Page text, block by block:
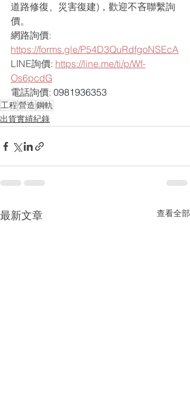
道路修復、災害復建)，歡迎不吝聯繫詢
價。
網路詢價:
https://forms.gle/P54D3QuRdfgoNSEcA
LINE詢價: https://line.me/ti/p/Wf-
Os6pcdG
電話詢價: 0981936353
工程營造鋼軌
出貨實績紀錄
最新文章 查看全部